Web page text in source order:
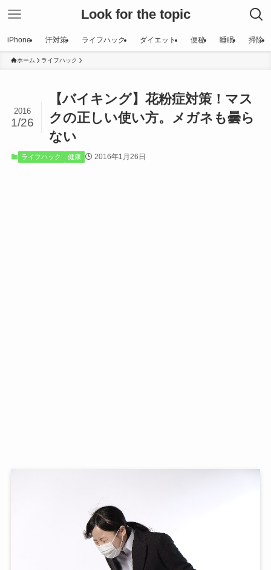
Look for the topic
iPhone 汗対策 ライフハック ダイエット 便秘 睡眠 掃除
ホーム ライフハック
【バイキング】花粉症対策！マス
クの正しい使い方。メガネも曇ら
ない
2016
1/26
ライフハック 健康 2016年1月26日